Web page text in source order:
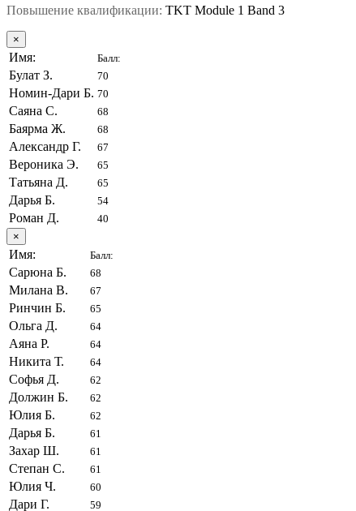
Повышение квалификации: TKT Module 1 Band 3
×
Имя: Балл:
Булат З. 70
Номин-Дари Б. 70
Саяна С. 68
Баярма Ж. 68
Александр Г. 67
Вероника Э. 65
Татьяна Д. 65
Дарья Б. 54
Роман Д.
40
×
Имя: Балл:
Сарюна Б. 68
Милана В. 67
Ринчин Б. 65
Ольга Д. 64
Аяна Р. 64
Никита Т. 64
Софья Д. 62
Должин Б. 62
Юлия Б. 62
Дарья Б. 61
Захар Ш. 61
Степан С. 61
Юлия Ч. 60
Дари Г. 59